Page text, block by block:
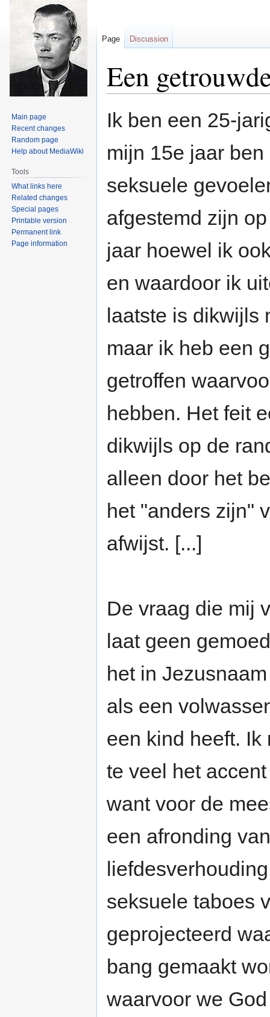
Een
Jump
Jump
Ik ben een 25-
mijn 15e jaar
seksuele
afgestemd zijn
jaar hoewel ik
en waardoor ik
laatste is dikwijls
maar ik heb een
getroffen
hebben. Het feit
dikwijls op de
alleen door het
het "anders zijn"
afwijst. [...]
De vraag die mij
laat geen
het in
als een
een kind heeft.
te veel het
want voor de
een afronding
seksuele taboes
geprojecteerd
bang gemaakt
waarvoor we
Page Discussion
Main page
Recent changes
Random page
Help about MediaWiki
Tools
What links here
Related changes
Special pages
Printable version
Permanent link
Page information